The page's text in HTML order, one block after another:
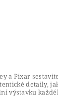
a Pixar
detaily,
výstavku